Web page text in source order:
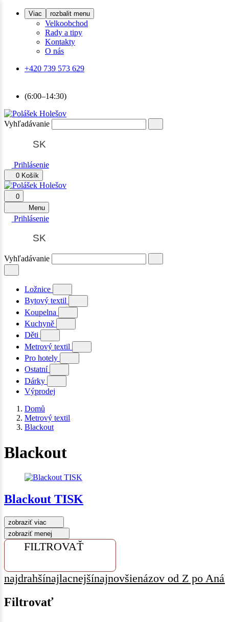
Viac rozbalit menu
Velkoobchod
Rady a tipy
Kontakty
O nás
+420 739 573 629
(6:00–14:30)
Vyhľadávanie
SK
Prihlásenie
0 Košík
0
Menu
Prihlásenie
SK
Vyhľadávanie
Ložnice
Bytový textil
Koupelna
Kuchyně
Děti
Metrový textil
Pro hotely
Ostatní
Dárky
Výprodej
Domů
Metrový textil
Blackout
Blackout
Blackout TISK
zobraziť viac
zobraziť menej
FILTROVAŤ
najdrahšínajlacnejšínajnovšienázov od Z po A
Filtrovať